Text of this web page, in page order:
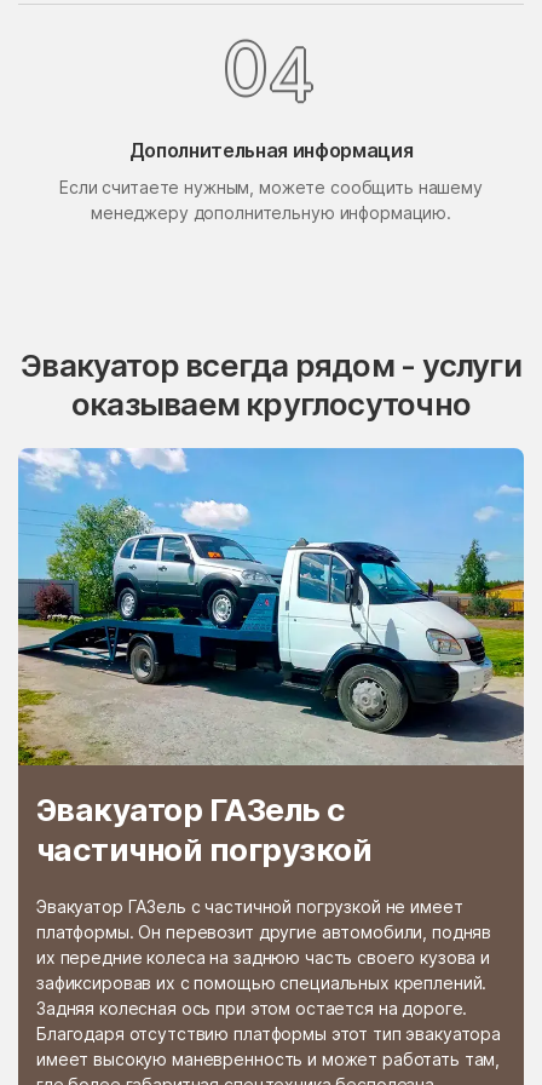
04
Дополнительная информация
Если считаете нужным, можете сообщить нашему
менеджеру дополнительную информацию.
Эвакуатор всегда рядом - услуги
оказываем круглосуточно
Эвакуатор ГАЗель с
частичной погрузкой
Эвакуатор ГАЗель с частичной погрузкой не имеет
платформы. Он перевозит другие автомобили, подняв
их передние колеса на заднюю часть своего кузова и
зафиксировав их с помощью специальных креплений.
Задняя колесная ось при этом остается на дороге.
Благодаря отсутствию платформы этот тип эвакуатора
имеет высокую маневренность и может работать там,
Поселок Терехово
Поселок Толстопальцево Поселок Узкое
Поселок Шлюзы Починки
Правдинский Проводник
Пушкино
Развилка
Раменки
Раменской
агрохимстанции РАОС
Растуново
Ратчино Рахманово
Редино Реммаш
Реутово Речицы
Решетниково Решоткино
Роговское Поселение
Рошаль
Румянцево Рыбное
Рыболово Рылеево
Рязановский Рязановское поселение